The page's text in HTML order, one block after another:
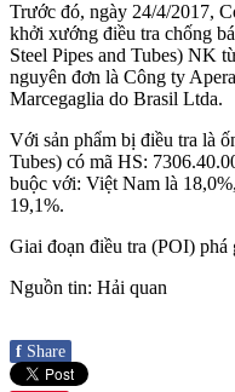
Trước đó, ngày 24/4/2017,
khởi xướng điều tra chống
Steel Pipes and Tubes) NK
nguyên đơn là Công ty
Marcegaglia do Brasil Ltda.
Với sản phẩm bị điều tra là
Tubes) có mã HS:
buộc với: Việt Nam là
19,1%.
Giai đoạn điều tra (POI)
Nguồn tin: Hải quan
f Share